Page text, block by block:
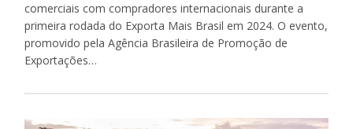
comerciais com compradores internacionais durante a
primeira rodada do Exporta Mais Brasil em 2024. O evento,
promovido pela Agência Brasileira de Promoção de
Exportações…